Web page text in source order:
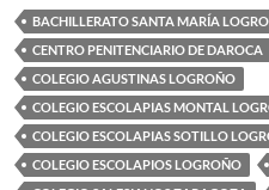
BACHILLERATO SANTA MARÍA
CENTRO PENITENCIARIO DE DAROCA
COLEGIO AGUSTINAS LOGROÑO
COLEGIO ESCOLAPIAS MONTAL
COLEGIO ESCOLAPIAS SOTILLO
COLEGIO ESCOLAPIOS LOGROÑO